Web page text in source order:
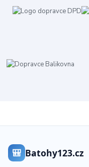
🎒 Batohy123.cz